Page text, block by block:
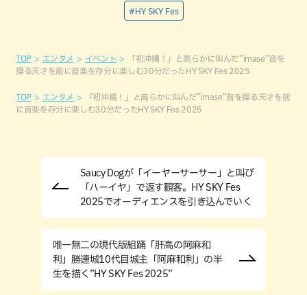
#HY SKY Fes
TOP エンタメ イベント
「初沖縄！」と高らかに叫んだ”imase”音を
操る天才を前に音楽を存分に楽しむ30分だったHY SKY Fes 2025
TOP エンタメ
「初沖縄！」と高らかに叫んだ”imase”音を操る天才を前
に音楽を存分に楽しむ30分だったHY SKY Fes 2025
Saucy Dogが「イーヤーサーサー」と叫び
「ハーイヤ」で返す観客。HY SKY Fes
2025でオーディエンスを引き込んでいく
唯一無二の現代版組踊「肝高の阿麻和
利」勝連城10代目城主「阿麻和利」の半
生を描く”HY SKY Fes 2025”